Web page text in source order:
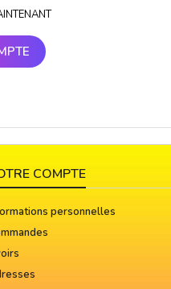
COMPTE
personnelles